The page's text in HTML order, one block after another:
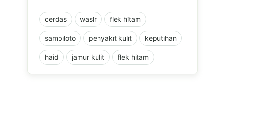
cerdas wasir flek hitam
sambiloto penyakit kulit keputihan
haid jamur kulit flek hitam